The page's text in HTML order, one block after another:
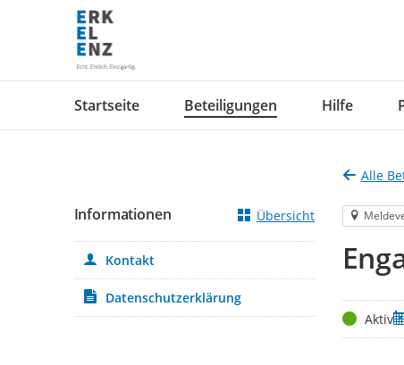
Startseite Beteiligungen Hilfe
Alle
StatusAktiv
Informationen Übersicht
Kontakt
Datenschutzerklärung